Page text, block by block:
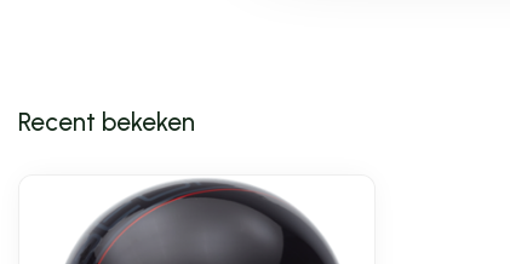
Recent bekeken